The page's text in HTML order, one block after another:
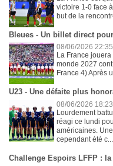
victoire 1-0 face
but de la
Bleues - Un billet direct
08/06/2026 22:35
La France
monde 2027
France 4) Après
U23 - Une défaite plus
08/06/2026 18:23
Lourdement
réagi ce lundi
américaines.
cependant été c...
Challenge Espoirs LFFP :